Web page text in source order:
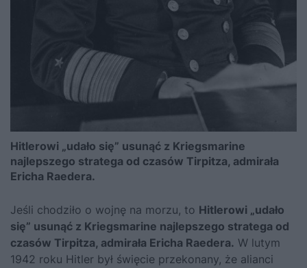
Hitlerowi „udało się” usunąć z Kriegsmarine
najlepszego stratega od czasów Tirpitza, admirała
Ericha Raedera.
Jeśli chodziło o wojnę na morzu, to Hitlerowi „udało
się” usunąć z Kriegsmarine najlepszego stratega od
czasów Tirpitza, admirała Ericha Raedera. W lutym
1942 roku Hitler był święcie przekonany, że alianci